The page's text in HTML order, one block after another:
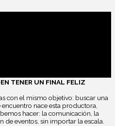
TENER UN FINAL FELIZ
con el mismo objetivo: buscar una
nace esta productora,
hacer: la comunicación, la
eventos, sin importar la escala.